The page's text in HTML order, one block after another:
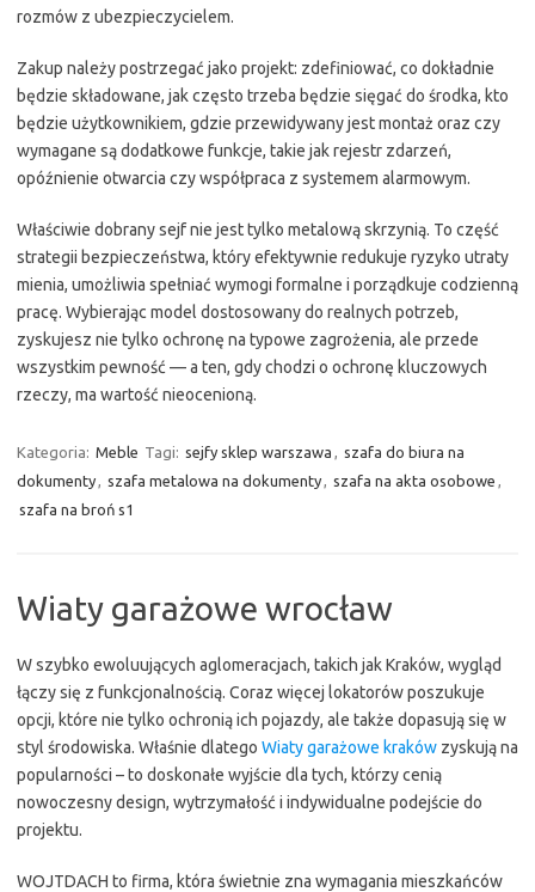
rozmów z ubezpieczycielem.
Zakup należy postrzegać jako projekt: zdefiniować, co dokładnie
będzie składowane, jak często trzeba będzie sięgać do środka, kto
będzie użytkownikiem, gdzie przewidywany jest montaż oraz czy
wymagane są dodatkowe funkcje, takie jak rejestr zdarzeń,
opóźnienie otwarcia czy współpraca z systemem alarmowym.
Właściwie dobrany sejf nie jest tylko metalową skrzynią. To część
strategii bezpieczeństwa, który efektywnie redukuje ryzyko utraty
mienia, umożliwia spełniać wymogi formalne i porządkuje codzienną
pracę. Wybierając model dostosowany do realnych potrzeb,
zyskujesz nie tylko ochronę na typowe zagrożenia, ale przede
wszystkim pewność — a ten, gdy chodzi o ochronę kluczowych
rzeczy, ma wartość nieocenioną.
Kategoria: Meble Tagi: sejfy sklep warszawa , szafa do biura na
dokumenty, szafa metalowa na dokumenty, szafa na akta osobowe ,
szafa na broń s1
Wiaty garażowe wrocław
W szybko ewoluujących aglomeracjach, takich jak Kraków, wygląd
łączy się z funkcjonalnością. Coraz więcej lokatorów poszukuje
opcji, które nie tylko ochronią ich pojazdy, ale także dopasują się w
styl środowiska. Właśnie dlatego Wiaty garażowe kraków zyskują na
popularności – to doskonałe wyjście dla tych, którzy cenią
nowoczesny design, wytrzymałość i indywidualne podejście do
projektu.
WOJTDACH to firma, która świetnie zna wymagania mieszkańców